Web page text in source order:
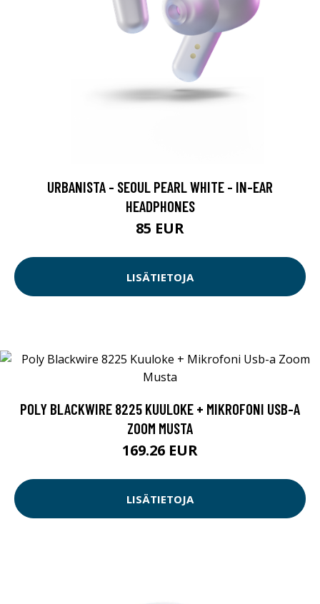
URBANISTA - SEOUL PEARL WHITE - IN-EAR
HEADPHONES
85 EUR
LISÄTIETOJA
POLY BLACKWIRE 8225 KUULOKE + MIKROFONI USB-A
ZOOM MUSTA
169.26 EUR
LISÄTIETOJA